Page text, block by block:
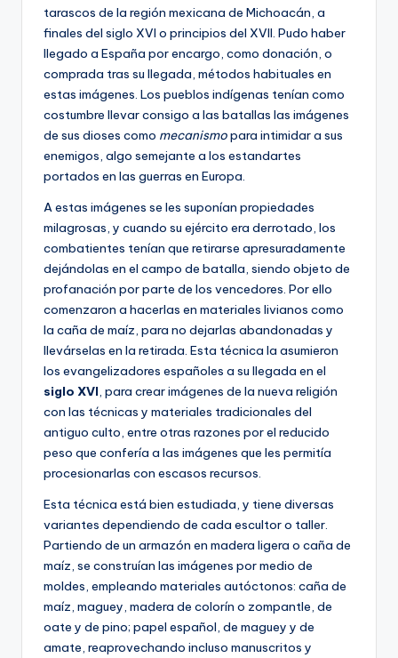
tarascos de la región mexicana de Michoacán, a
finales del siglo XVI o principios del XVII. Pudo haber
llegado a España por encargo, como donación, o
comprada tras su llegada, métodos habituales en
estas imágenes. Los pueblos indígenas tenían como
costumbre llevar consigo a las batallas las imágenes
de sus dioses como mecanismopara intimidar a sus
enemigos, algo semejante a los estandartes
portados en las guerras en Europa.
A estas imágenes se les suponían propiedades
milagrosas, y cuando su ejército era derrotado, los
combatientes tenían que retirarse apresuradamente
dejándolas en el campo de batalla, siendo objeto de
profanación por parte de los vencedores. Por ello
comenzaron a hacerlas en materiales livianos como
la caña de maíz, para no dejarlas abandonadas y
llevárselas en la retirada. Esta técnica la asumieron
los evangelizadores españoles a su llegada en el
siglo XVI, para crear imágenes de la nueva religión
con las técnicas y materiales tradicionales del
antiguo culto, entre otras razones por el reducido
peso que confería a las imágenes que les permitía
procesionarlas con escasos recursos.
Esta técnica está bien estudiada, y tiene diversas
variantes dependiendo de cada escultor o taller.
Partiendo de un armazón en madera ligera o caña de
maíz, se construían las imágenes por medio de
moldes, empleando materiales autóctonos: caña de
maíz, maguey, madera de colorín o zompantle, de
oate y de pino; papel español, de maguey y de
amate, reaprovechando incluso manuscritos y